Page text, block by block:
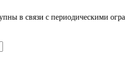
с периодическими